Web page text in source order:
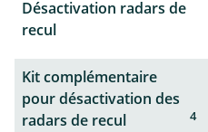
Désactivation radars de
recul
Kit complémentaire
pour désactivation des
radars de recul
4